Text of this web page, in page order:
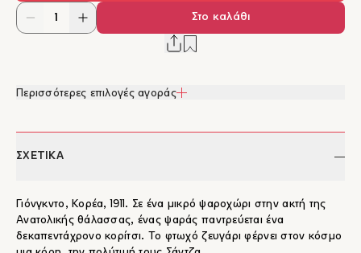
Στο καλάθι
Περισσότερες επιλογές αγοράς
ΣΧΕΤΙΚΑ
Γιόνγκντο, Κορέα, 1911. Σε ένα μικρό ψαροχώρι στην ακτή της
Ανατολικής θάλασσας, ένας ψαράς παντρεύεται ένα
δεκαπεντάχρονο κορίτσι. Το φτωχό ζευγάρι φέρνει στον κόσμο